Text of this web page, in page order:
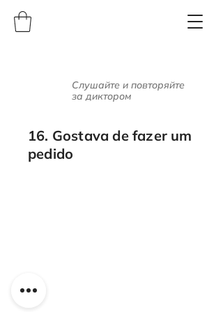
16. Gostava de fazer um
pedido
Слушайте и повторяйте
за диктором